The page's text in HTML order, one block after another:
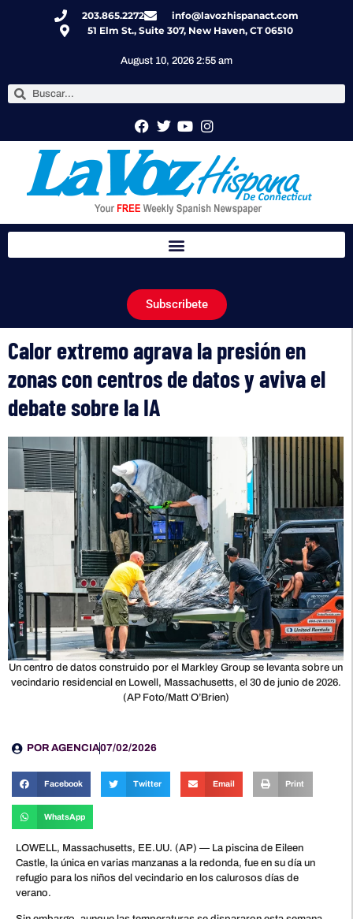
203.865.2272
info@lavozhispanact.com
51 Elm St., Suite 307, New Haven, CT 06510
August 10, 2026 2:55 am
Subscribete
Calor extremo agrava la presión en
zonas con centros de datos y aviva el
debate sobre la IA
Un centro de datos construido por el Markley Group se levanta sobre un
vecindario residencial en Lowell, Massachusetts, el 30 de junio de 2026.
(AP Foto/Matt O’Brien)
POR AGENCIA07/02/2026
Facebook Twitter Email Print
WhatsApp
LOWELL, Massachusetts, EE.UU. (AP) — La piscina de Eileen
Castle, la única en varias manzanas a la redonda, fue en su día un
refugio para los niños del vecindario en los calurosos días de
verano.